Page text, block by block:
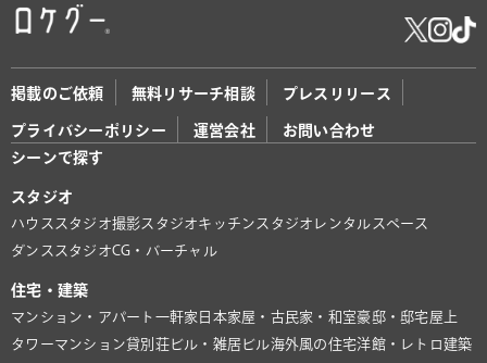
掲載のご依頼 無料リサーチ相談 プレスリリース
プライバシーポリシー 運営会社
お問い合わせ
シーンで探す
スタジオ
ハウススタジオ撮影スタジオキッチンスタジオ レンタルスペース
ダンススタジオCG・バーチャル
住宅・建築
マンション・アパート 一軒家 日本家屋・古民家・和室豪邸・邸宅屋上
タワーマンション貸別荘ビル・雑居ビル海外風の住宅洋館・レトロ建築